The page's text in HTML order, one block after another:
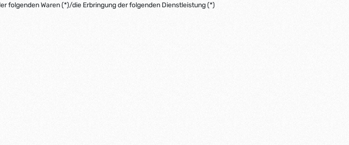
folgenden Waren (*)/die Erbringung der folgenden Dienstleistung (*)